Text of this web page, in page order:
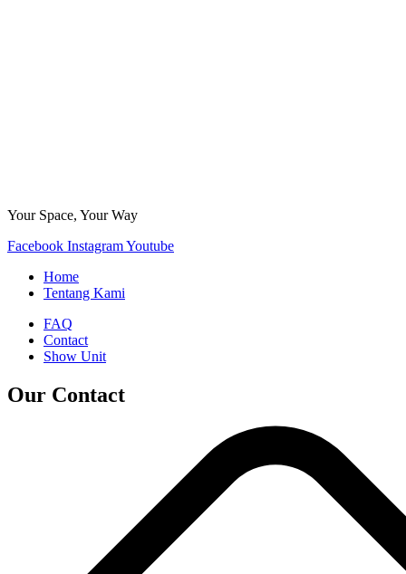
Your Space, Your Way
Facebook InstagramYoutube
Home
Tentang Kami
FAQ
Contact
Show Unit
Our Contact